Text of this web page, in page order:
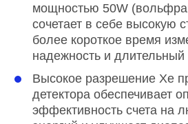
мощностью 50W
сочетает в себе высокую
более короткое время
надежность и длительный
Высокое разрешение Xe
детектора обеспечивает
эффективность счета на